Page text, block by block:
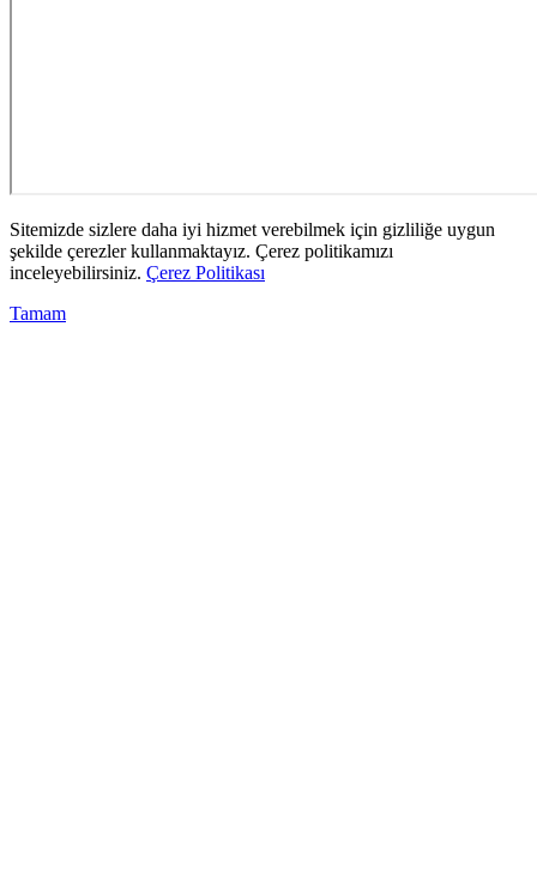
Sitemizde sizlere daha iyi hizmet verebilmek için gizliliğe uygun
şekilde çerezler kullanmaktayız. Çerez politikamızı
inceleyebilirsiniz. Çerez Politikası
Tamam